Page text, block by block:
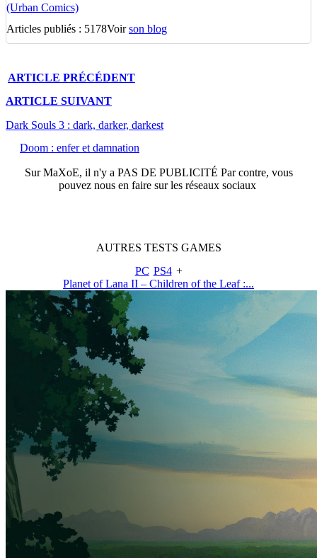
(Urban Comics)
Articles publiés : 5178Voirson blog
ARTICLE PRÉCÉDENT
ARTICLE SUIVANT
Dark Souls 3 : dark, darker, darkest
Doom : enfer et damnation
SurMaXoE, il n'y a PAS DE PUBLICITÉ Par contre, vous
pouvez nous en faire sur les réseaux sociaux
AUTRES TESTS GAMES
PC PS4 +
Planet of Lana II – Children of the Leaf :...